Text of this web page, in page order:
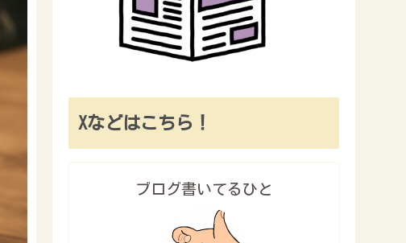
Xなどはこちら！
ブログ書いてるひと